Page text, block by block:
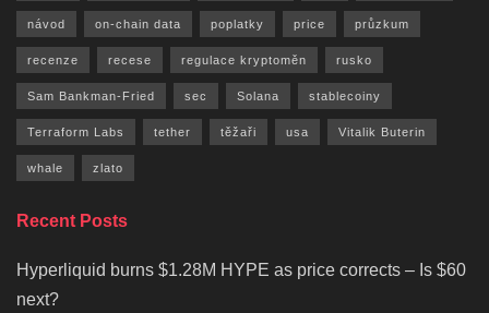
návod on-chain data poplatky price průzkum
recenze recese regulace kryptoměn rusko
Sam Bankman-Fried sec Solana stablecoiny
Terraform Labs tether těžaři usa Vitalik Buterin
whale zlato
Recent Posts
Hyperliquid burns $1.28M HYPE as price corrects – Is $60
next?